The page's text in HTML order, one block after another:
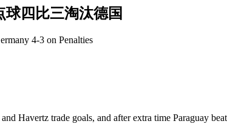
球四 比三淘汰德国
4-3 on Penalties
Havertz trade goals, and after extra time Paraguay